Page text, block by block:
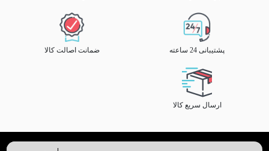
پشتیبانی 24 ساعته ضمانت اصالت کالا
ارسال سریع کالا